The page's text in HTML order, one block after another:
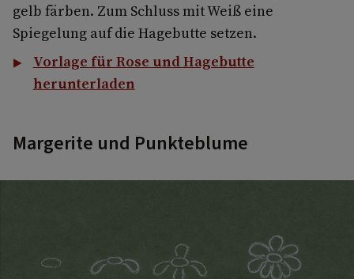
gelb färben. Zum Schluss mit Weiß eine
Spiegelung auf die Hagebutte setzen.
Vorlage für Rose und Hagebutte
herunterladen
Margerite und Punkteblume